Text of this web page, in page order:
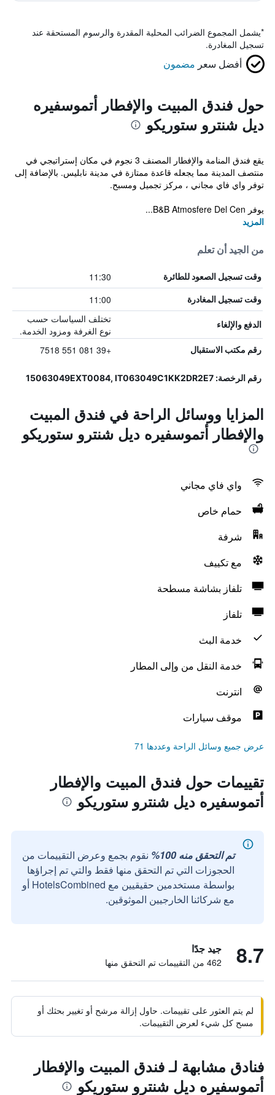
*يشمل المجموع الضرائب المحلية المقدرة والرسوم المستحقة عند
تسجيل المغادرة.
أفضل سعر مضمون
حول فندق المبيت والإفطار أتموسفيره
ديل شنترو ستوريكو
يقع فندق المنامة والإفطار المصنف 3 نجوم في مكان إستراتيجي في
منتصف المدينة مما يجعله قاعدة ممتازة في مدينة نابليس. بالإضافة إلى
توفر واي فاي مجاني ، مركز تجميل ومسبح.
يوفر B&B Atmosfere Del Cen...
المزيد
من الجيد أن تعلم
وقت تسجيل الصعود للطائرة 11:30
وقت تسجيل المغادرة 11:00
الدفع والإلغاء
تختلف السياسات حسب
نوع الغرفة ومزود الخدمة.
رقم مكتب الاستقبال +39 081 551 7518
رقم الرخصة: 15063049EXT0084, IT063049C1KK2DR2E7
المزايا ووسائل الراحة في فندق المبيت
والإفطار أتموسفيره ديل شنترو ستوريكو
واي فاي مجاني
حمام خاص
شرفة
مع تكييف
تلفاز بشاشة مسطحة
تلفاز
خدمة البث
خدمة النقل من وإلى المطار
انترنت
موقف سيارات
عرض جميع وسائل الراحة وعددها 71
تقييمات حول فندق المبيت والإفطار
أتموسفيره ديل شنترو ستوريكو
تم التحقق منه 100%
نقوم بجمع وعرض التقييمات من
الحجوزات التي تم التحقق منها فقط والتي تم إجراؤها
بواسطة مستخدمين حقيقيين مع HotelsCombined أو
مع شركائنا الخارجيين الموثوقين.
8.7 جيد جدًا
462 من التقييمات تم التحقق منها
لم يتم العثور على تقييمات. حاول إزالة مرشح أو تغيير بحثك أو
مسح كل شيء لعرض التقييمات.
فنادق مشابهة لـ فندق المبيت والإفطار
أتموسفيره ديل شنترو ستوريكو